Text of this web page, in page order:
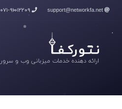
ارائه دهنده خدمات میزبانی وب و سرور